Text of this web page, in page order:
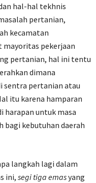
hal-hal tekhnis
pertanian,
kecamatan
mayoritas pekerjaan
pertanian, hal ini tentu
dimana
sentra pertanian atau
itu karena hamparan
harapan untuk masa
kebutuhan daerah
langkah lagi dalam
ini, segi tiga emasyang